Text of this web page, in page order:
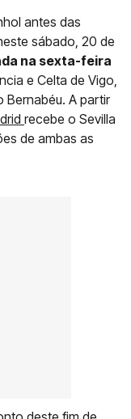
antes das
sábado, 20 de
na sexta-feira
e Celta de Vigo,
Bernabéu. A partir
recebe o Sevilla
de ambas as